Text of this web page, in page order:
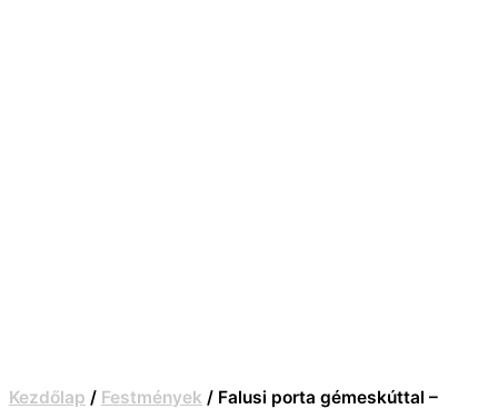
Kezdőlap / Festmények / Falusi porta gémeskúttal –